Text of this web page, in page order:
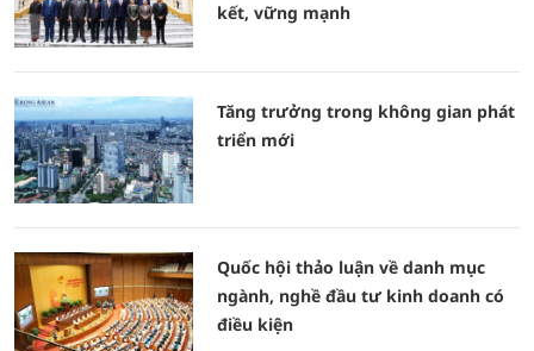
kết, vững mạnh
Tăng trưởng trong không gian phát
triển mới
Quốc hội thảo luận về danh mục
ngành, nghề đầu tư kinh doanh có
điều kiện